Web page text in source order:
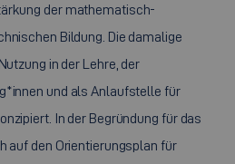
der mathematisch-
Bildung. Die damalige
in der Lehre, der
und als Anlaufstelle für
In der Begründung für das
auf den Orientierungsplan für